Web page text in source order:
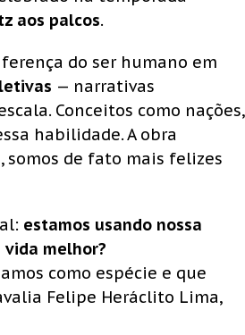
aos palcos.
do ser humano em
— narrativas
Conceitos como nações,
habilidade. A obra
somos de fato mais felizes
estamos usando nossa
melhor?
como espécie e que
Felipe Heráclito Lima,